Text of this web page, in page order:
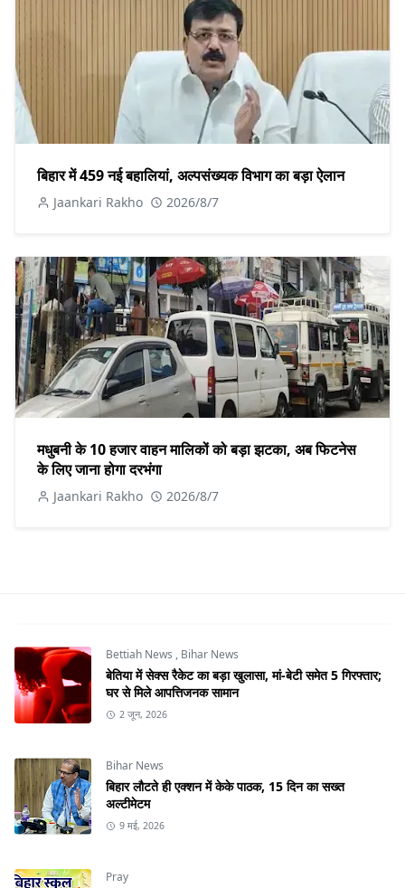
बिहार में 459 नई बहालियां, अल्पसंख्यक विभाग का बड़ा ऐलान
Jaankari Rakho 2026/8/7
मधुबनी के 10 हजार वाहन मालिकों को बड़ा झटका, अब फिटनेस
के लिए जाना होगा दरभंगा
Jaankari Rakho 2026/8/7
Bettiah News , Bihar News
बेतिया में सेक्स रैकेट का बड़ा खुलासा, मां-बेटी समेत 5 गिरफ्तार;
घर से मिले आपत्तिजनक सामान
2 जून, 2026
Bihar News
बिहार लौटते ही एक्शन में केके पाठक, 15 दिन का सख्त
अल्टीमेटम
9 मई, 2026
Pray